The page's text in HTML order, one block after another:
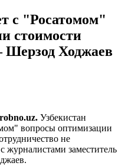
с "Росатомом"
стоимости
Шерзод Ходжаев
Узбекистан
вопросы оптимизации
не
журналистами заместитель